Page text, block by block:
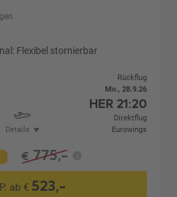
Flexibel stornierbar
Details
Rückflug
Mo., 28.9.26
HER 21:20
Direktflug
Eurowings
€ 775,-
ab € 523,-